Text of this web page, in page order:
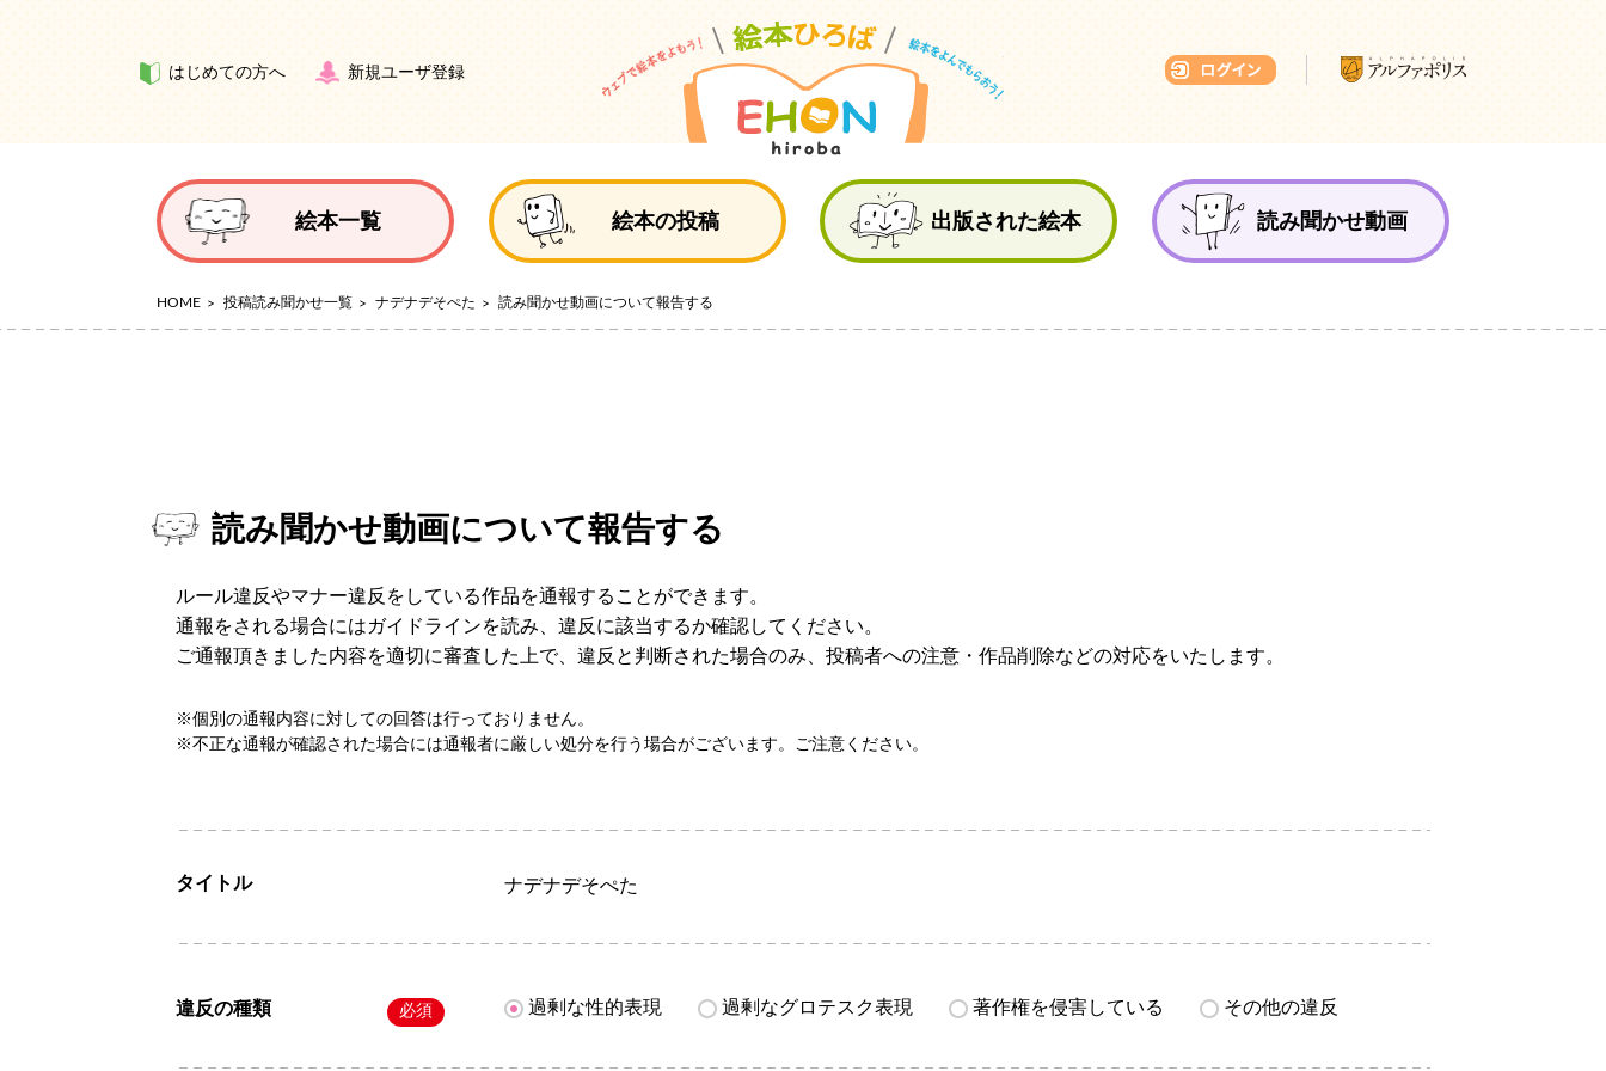
はじめての方へ 新規ユーザ登録
絵本一覧 絵本の投稿 出版された絵本 読み聞かせ動画
HOME 投稿読み聞かせ一覧 ナデナデそぺた 読み聞かせ動画について報告する
読み聞かせ動画について報告する
ルール違反やマナー違反をしている作品を通報することができます。
通報をされる場合にはガイドラインを読み、違反に該当するか確認してください。
ご通報頂きました内容を適切に審査した上で、違反と判断された場合のみ、投稿者への注意・作品削除などの対応をいたします。
※個別の通報内容に対しての回答は行っておりません。
※不正な通報が確認された場合には通報者に厳しい処分を行う場合がございます。ご注意ください。
タイトル ナデナデそぺた
違反の種類 必須 過剰な性的表現 過剰なグロテスク表現 著作権を侵害している その他の違反